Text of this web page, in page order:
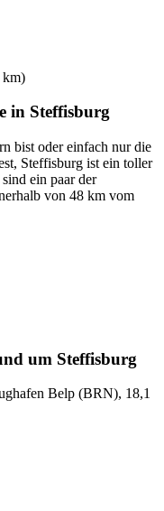
km)
in Steffisburg
bist oder einfach nur die
Steffisburg ist ein toller
ein paar der
von 48 km vom
um Steffisburg
Belp (BRN), 18,1